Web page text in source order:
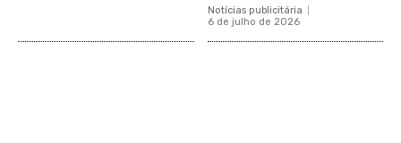
Notícias publicitária
6 de julho de 2026